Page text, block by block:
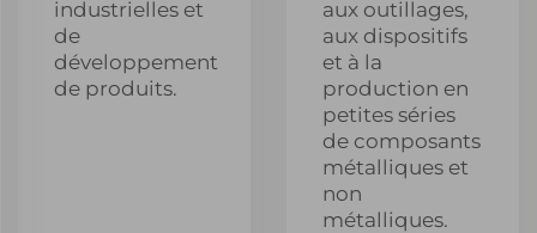
industrielles et
de
développement
de produits.
aux outillages,
aux dispositifs
et à la
production en
petites séries
de composants
métalliques et
non
métalliques.